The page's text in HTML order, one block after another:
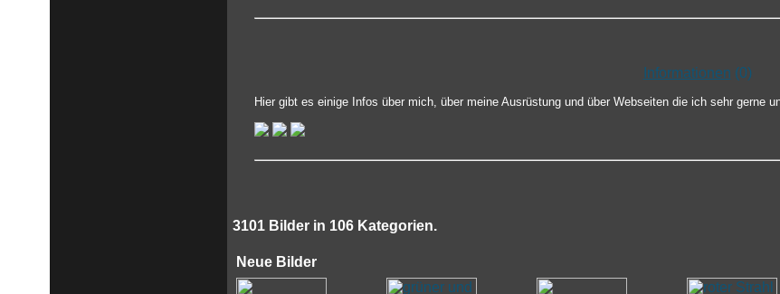
Informationen (0)
Hier gibt es einige Infos über mich, über meine Ausrüstung und über Webseiten die ich sehr gerne
3101Bilder in 106Kategorien.
Neue Bilder